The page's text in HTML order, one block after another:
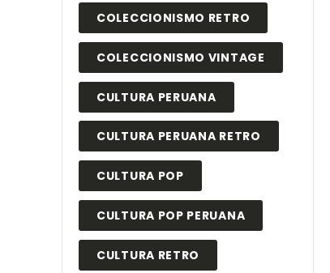
COLECCIONISMO RETRO
COLECCIONISMO VINTAGE
CULTURA PERUANA
CULTURA PERUANA RETRO
CULTURA POP
CULTURA POP PERUANA
CULTURA RETRO